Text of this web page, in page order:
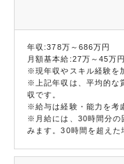
年収:378万～686万円
月額基本給:27万～45万円
※現年収やスキル経験を
※上記年収は、平均的な
収です。
※給与は経験・能力を考
※月給には、30時間分の
みます。30時間を超えた